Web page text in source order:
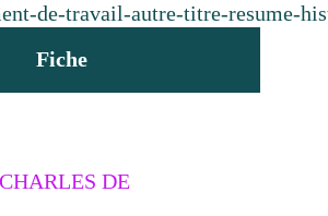
de-travail-autre-titre-resume-
Fiche
DE